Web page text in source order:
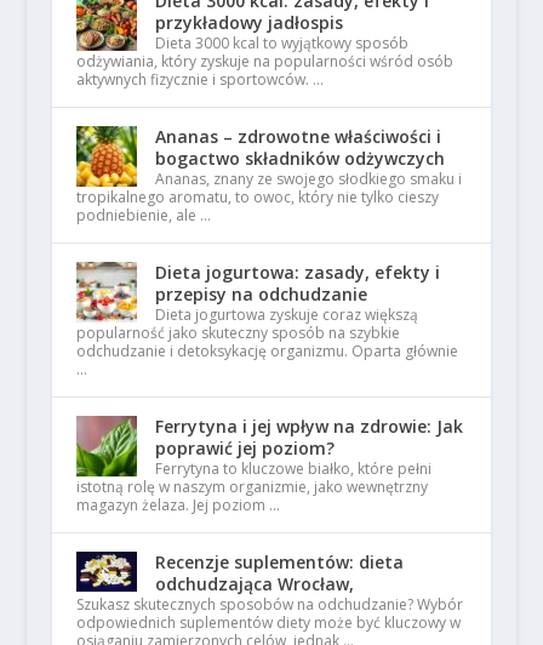
przykładowy jadłospis
Dieta 3000 kcal to wyjątkowy sposób
odżywiania, który zyskuje na popularności wśród osób
aktywnych fizycznie i sportowców. …
Ananas – zdrowotne właściwości i
bogactwo składników odżywczych
Ananas, znany ze swojego słodkiego smaku i
tropikalnego aromatu, to owoc, który nie tylko cieszy
podniebienie, ale …
Dieta jogurtowa: zasady, efekty i
przepisy na odchudzanie
Dieta jogurtowa zyskuje coraz większą
popularność jako skuteczny sposób na szybkie
odchudzanie i detoksykację organizmu. Oparta głównie
…
Ferrytyna i jej wpływ na zdrowie: Jak
poprawić jej poziom?
Ferrytyna to kluczowe białko, które pełni
istotną rolę w naszym organizmie, jako wewnętrzny
magazyn żelaza. Jej poziom …
Recenzje suplementów: dieta
odchudzająca Wrocław,
Szukasz skutecznych sposobów na odchudzanie? Wybór
odpowiednich suplementów diety może być kluczowy w
osiąganiu zamierzonych celów, jednak …